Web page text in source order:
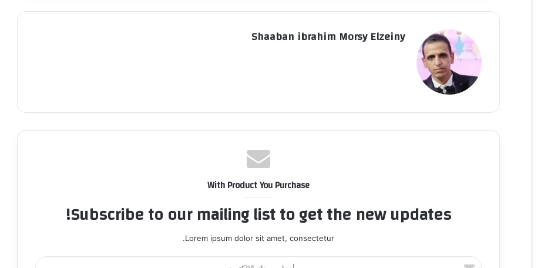
Shaaban ibrahim Morsy Elzeiny
With Product You Purchase
Subscribe to our mailing list to get the new updates!
Lorem ipsum dolor sit amet, consectetur.
أ